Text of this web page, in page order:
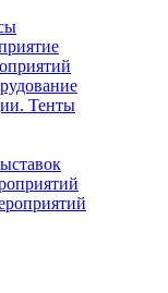
Тенты